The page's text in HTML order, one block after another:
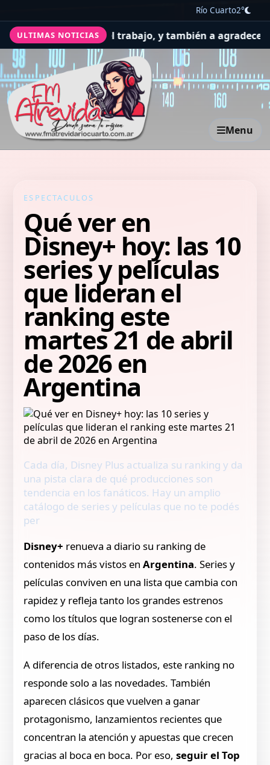
Río Cuarto2°
ULTIMAS NOTICIAS
por la salud y el trabajo, y también a agradecer El
Menu
ESPECTACULOS
Qué ver en
Disney+ hoy: las 10
series y películas
que lideran el
ranking este
martes 21 de abril
de 2026 en
Argentina
Cada día, Disney Plus actualiza su ranking y da
una pista clara de qué producciones son
tendencia en los fanáticos. Hay un amplio
catálogo de series y películas que no te podés
per
Disney+ renueva a diario su ranking de
contenidos más vistos enArgentina. Series y
películas conviven en una lista que cambia con
rapidez y refleja tanto los grandes estrenos
como los títulos que logran sostenerse con el
paso de los días.
A diferencia de otros listados, este ranking no
responde solo a las novedades. También
aparecen clásicos que vuelven a ganar
protagonismo, lanzamientos recientes que
concentran la atención y apuestas que crecen
gracias al boca en boca. Por eso,seguir el Top